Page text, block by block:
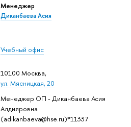
Менеджер
Диканбаева Асия
Учебный офис
10100 Москва,
ул. Мясницкая, 20
Менеджер ОП - Диканбаева Асия
Алдияровна
(adikanbaeva@hse.ru)*11337